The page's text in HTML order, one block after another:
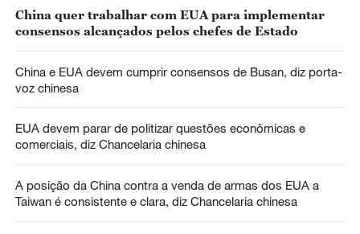
China quer trabalhar com EUA para implementar
consensos alcançados pelos chefes de Estado
China e EUA devem cumprir consensos de Busan, diz porta-
voz chinesa
EUA devem parar de politizar questões econômicas e
comerciais, diz Chancelaria chinesa
A posição da China contra a venda de armas dos EUA a
Taiwan é consistente e clara, diz Chancelaria chinesa